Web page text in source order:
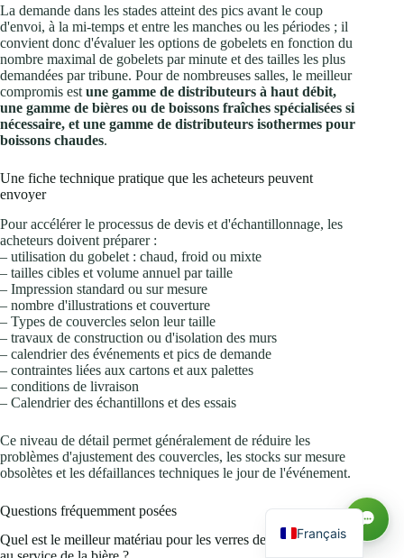
La demande dans les stades atteint des pics avant le coup
d'envoi, à la mi-temps et entre les manches ou les périodes ; il
convient donc d'évaluer les options de gobelets en fonction du
nombre maximal de gobelets par minute et des tailles les plus
demandées par tribune. Pour de nombreuses salles, le meilleur
compromis est une gamme de distributeurs à haut débit,
une gamme de bières ou de boissons fraîches spécialisées si
nécessaire, et une gamme de distributeurs isothermes pour
boissons chaudes.
Une fiche technique pratique que les acheteurs peuvent
envoyer
Pour accélérer le processus de devis et d'échantillonnage, les
acheteurs doivent préparer :
– utilisation du gobelet : chaud, froid ou mixte
– tailles cibles et volume annuel par taille
– Impression standard ou sur mesure
– nombre d'illustrations et couverture
– Types de couvercles selon leur taille
– travaux de construction ou d'isolation des murs
– calendrier des événements et pics de demande
– contraintes liées aux cartons et aux palettes
– conditions de livraison
– Calendrier des échantillons et des essais
Ce niveau de détail permet généralement de réduire les
problèmes d'ajustement des couvercles, les stocks sur mesure
obsolètes et les défaillances techniques le jour de l'événement.
Questions fréquemment posées
Quel est le meilleur matériau pour les verres de stade destinés
Français
Español
العربية